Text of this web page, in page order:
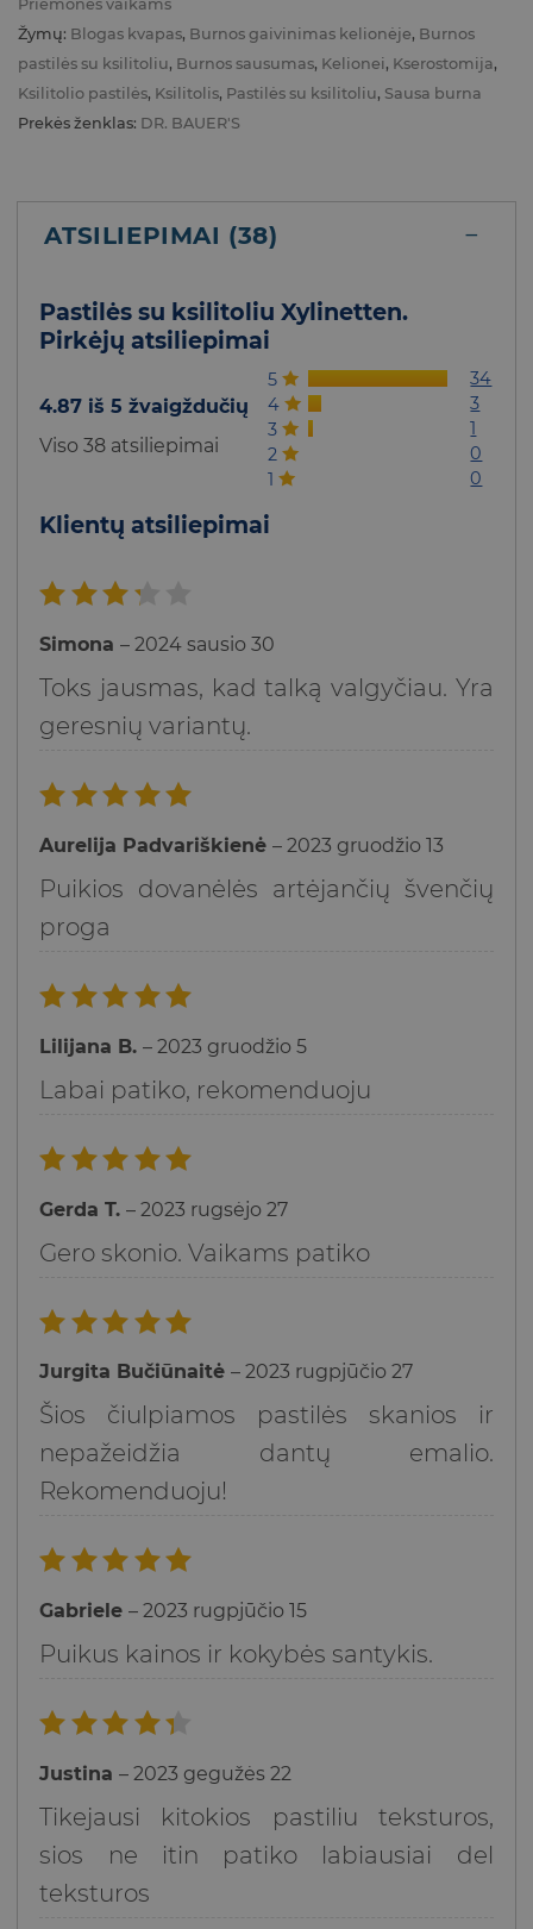
Priemonės vaikams
Žymų: Blogas kvapas, Burnos gaivinimas kelionėje, Burnos
pastilės su ksilitoliu, Burnos sausumas, Kelionei, Kserostomija,
Ksilitolio pastilės, Ksilitolis, Pastilės su ksilitoliu, Sausa burna
Prekės ženklas: DR. BAUER'S
ATSILIEPIMAI (38)
Pastilės su ksilitoliu Xylinetten.
Pirkėjų atsiliepimai
4.87 iš 5 žvaigždučių
Viso 38 atsiliepimai
5
34
4
3
3
1
2
0
1
0
Klientų atsiliepimai
Įvertinimas:
3iš
5
Simona– 2024 sausio 30
Toks jausmas, kad talką valgyčiau. Yra
geresnių variantų.
Įvertinimas:
5iš 5
Aurelija Padvariškienė– 2023 gruodžio 13
Puikios dovanėlės artėjančių švenčių
proga
Įvertinimas:
5iš 5
Lilijana B.– 2023 gruodžio 5
Labai patiko, rekomenduoju
Įvertinimas:
5iš 5
Gerda T.– 2023 rugsėjo 27
Gero skonio. Vaikams patiko
Įvertinimas:
5iš 5
Jurgita Bučiūnaitė– 2023 rugpjūčio 27
Šios čiulpiamos pastilės skanios ir
nepažeidžia dantų emalio.
Rekomenduoju!
Įvertinimas:
5iš 5
Gabriele– 2023 rugpjūčio 15
Puikus kainos ir kokybės santykis.
Įvertinimas:
4iš 5
Justina– 2023 gegužės 22
Tikejausi kitokios pastiliu teksturos,
sios ne itin patiko labiausiai del
teksturos